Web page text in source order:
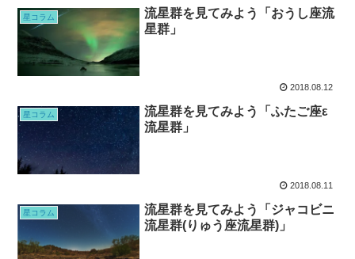
星コラム
流星群を見てみよう「おうし座流
星群」
2018.08.12
星コラム
流星群を見てみよう「ふたご座ε
流星群」
2018.08.11
星コラム
流星群を見てみよう「ジャコビニ
流星群(りゅう座流星群)」